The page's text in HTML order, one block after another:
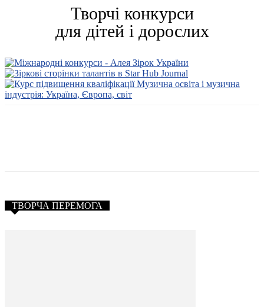
Творчі конкурси
для дітей і дорослих
ТВОРЧА ПЕРЕМОГА